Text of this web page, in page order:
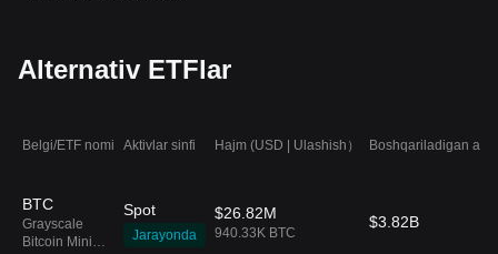
Alternativ ETFlar
Belgi/ETF nomi Aktivlar sinfi Hajm (USD | Ulashish） Boshqariladigan
BTC
Grayscale
Bitcoin Mini
Spot
Jarayonda
$26.82M
940.33K BTC
$3.82B